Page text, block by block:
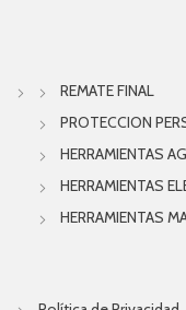
REMATE FINAL
PROTECCION
HERRAMIENTAS
HERRAMIENTAS
HERRAMIENTAS